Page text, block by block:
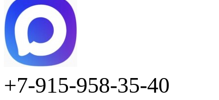
+7-915-958-35-40